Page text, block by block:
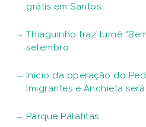
grátis em Santos
Thiaguinho traz turnê
setembro
Início da operação do
Imigrantes e Anchieta
Parque Palafitas